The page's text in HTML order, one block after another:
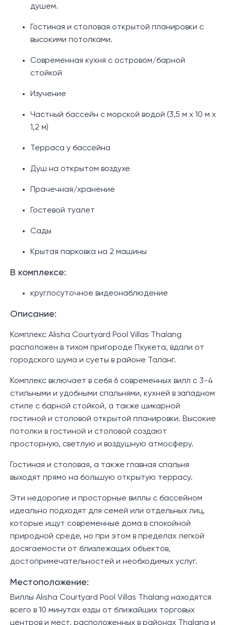
душем.
Гостиная и столовая открытой планировки с
высокими потолками.
Современная кухня с островом/барной
стойкой
Изучение
Частный бассейн с морской водой (3,5 м x 10 м x
1,2 м)
Терраса у бассейна
Душ на открытом воздухе
Прачечная/хранение
Гостевой туалет
Сады
Крытая парковка на 2 машины
В комплексе:
круглосуточное видеонаблюдение
Описание:
Комплекс Alisha Courtyard Pool Villas Thalang
расположен в тихом пригороде Пхукета, вдали от
городского шума и суеты в районе Таланг.
Комплекс включает в себя 6 современных вилл с 3-4
стильными и удобными спальнями, кухней в западном
стиле с барной стойкой, а также шикарной
гостиной и столовой открытой планировки. Высокие
потолки в гостиной и столовой создают
просторную, светлую и воздушную атмосферу.
Гостиная и столовая, а также главная спальня
выходят прямо на большую открытую террасу.
Эти недорогие и просторные виллы с бассейном
идеально подходят для семей или отдельных лиц,
которые ищут современные дома в спокойной
природной среде, но при этом в пределах легкой
досягаемости от близлежащих объектов,
достопримечательностей и необходимых услуг.
Местоположение:
Виллы Alisha Courtyard Pool Villas Thalang находятся
всего в 10 минутах езды от ближайших торговых
центров и мест, расположенных в районах Thalang и